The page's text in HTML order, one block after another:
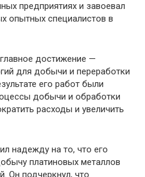
предприятиях и завоевал
опытных специалистов в
достижение —
для добычи и переработки
его работ были
добычи и обработки
расходы и увеличить
надежду на то, что его
платиновых металлов
Он подчеркнул, что